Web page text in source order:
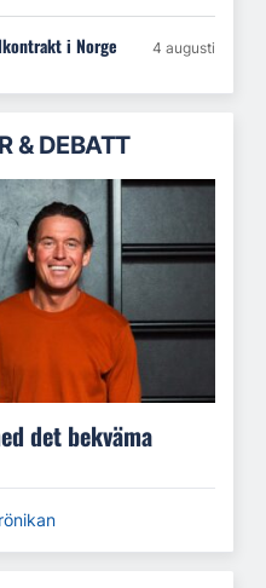
i Norge 4 augusti
& DEBATT
det bekväma